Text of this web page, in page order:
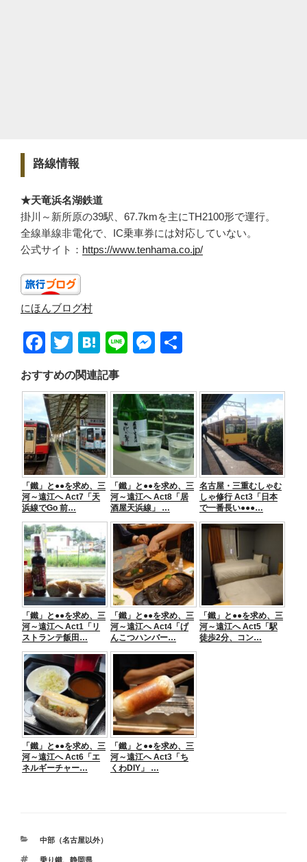
路線情報
★天竜浜名湖鉄道
掛川～新所原の39駅、67.7kmを主にTH2100形で運行。
全線単線非電化で、IC乗車券には対応していない。
公式サイト： https://www.tenhama.co.jp/
にほんブログ村
F
a
c
e
b
o
o
k
T
wi
tt
er
H
at
e
n
a
Li
e
M
ss
e
n
g
er
おすすめの関連記事
「鐵」と●●を求め、三
河～遠江へ Act7「天
浜線でGo 前…
「鐵」と●●を求め、三
河～遠江へ Act8「居
酒屋天浜線」 …
名古屋・三重むしゃむ
しゃ修行 Act3「日本
で一番長い●●●…
「鐵」と●●を求め、三
河～遠江へ Act1「リ
ストランテ飯田…
「鐵」と●●を求め、三
河～遠江へ Act4「げ
んこつハンバー…
「鐵」と●●を求め、三
河～遠江へ Act5「駅
徒歩2分、コン…
「鐵」と●●を求め、三
河～遠江へ Act6「エ
ネルギーチャー…
「鐵」と●●を求め、三
河～遠江へ Act3「ち
くわDIY」 …
カ
中部（名古屋以外）
タ
乗り鐵、 静岡県